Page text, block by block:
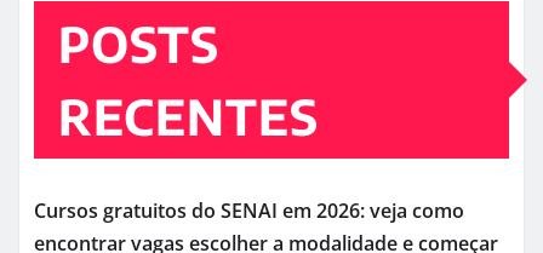
POSTS
RECENTES
Cursos gratuitos do SENAI em 2026: veja como
encontrar vagas escolher a modalidade e começar